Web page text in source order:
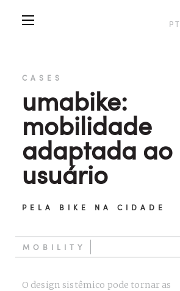
PT
CASES
umabike:
mobilidade
adaptada ao
usuário
PELA BIKE NA CIDADE
MOBILITY
O design sistêmico pode tornar as